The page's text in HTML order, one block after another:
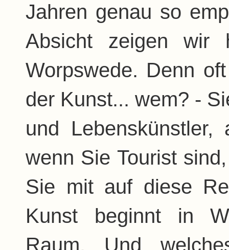
Jahren genau so
Absicht zeigen wir
Worpswede. Denn
der Kunst... wem? -
und
wenn Sie Tourist
Sie mit auf diese
Kunst beginnt in
Raum. Und